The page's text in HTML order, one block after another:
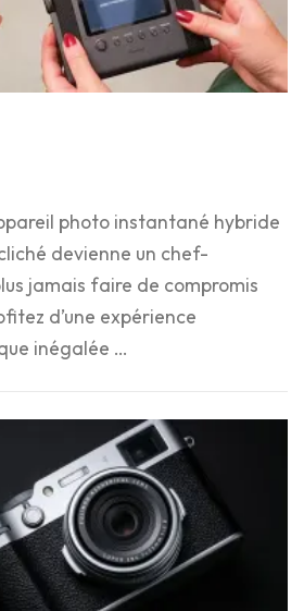
TIRAGES EN LIGNE
photo instantané hybride
devienne un chef-
jamais faire de compromis
d’une expérience
inégalée …